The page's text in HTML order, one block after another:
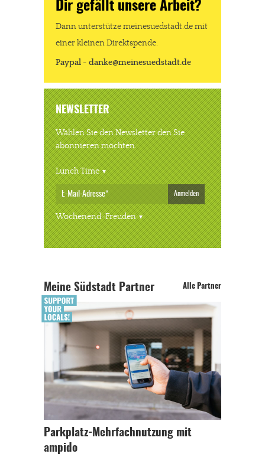
Dir gefällt unsere Arbeit?
Dann unterstütze meinesuedstadt.de mit
einer kleinen Direktspende.
Paypal - danke@meinesuedstadt.de
NEWSLETTER
Wählen Sie den Newsletter den Sie
abonnieren möchten.
Lunch Time
Anmelden
Wochenend-Freuden
Meine Südstadt Partner Alle Partner
Parkplatz-Mehrfachnutzung mit
ampido